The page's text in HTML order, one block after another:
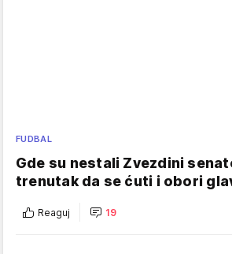
FUDBAL
Gde su nestali Zvezdini
trenutak da se ćuti i obori
Reaguj 19